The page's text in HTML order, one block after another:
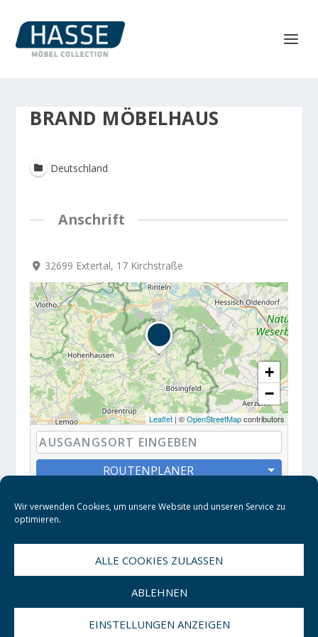
Wir verwenden Cookies, um unsere Website und unseren Service zu
optimieren.
ALLE COOKIES ZULASSEN
ABLEHNEN
EINSTELLUNGEN ANZEIGEN
BRAND MÖBELHAUS
Deutschland
Anschrift
32699 Extertal, 17 Kirchstraße
+
−
Leaflet| ©OpenStreetMapcontributors
ROUTENPLANER
Hasse Möbel Collection| Tische und Beistellmöbel